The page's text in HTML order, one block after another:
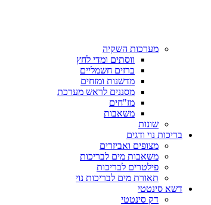
מערכות השקיה
ווסתים ומדי לחץ
ברזים חשמליים
מדשנות ומזחים
מסננים לראש מערכת
מז"חים
משאבות
שונות
בריכות נוי ודגים
מצופים ואביזרים
משאבות מים לבריכות
פילטרים לבריכות
תאורת מים לבריכות נוי
דשא סינטטי
דק סינטטי